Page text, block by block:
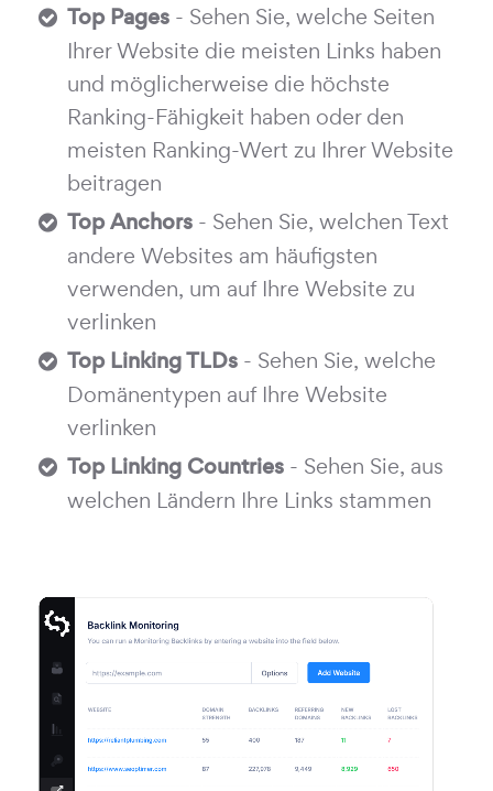
Top Pages - Sehen Sie, welche Seiten
Ihrer Website die meisten Links haben
und möglicherweise die höchste
Ranking-Fähigkeit haben oder den
meisten Ranking-Wert zu Ihrer Website
beitragen
Top Anchors - Sehen Sie, welchen Text
andere Websites am häufigsten
verwenden, um auf Ihre Website zu
verlinken
Top Linking TLDs - Sehen Sie, welche
Domänentypen auf Ihre Website
verlinken
Top Linking Countries - Sehen Sie, aus
welchen Ländern Ihre Links stammen